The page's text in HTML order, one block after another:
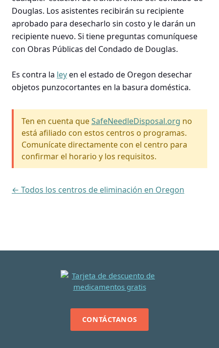
Douglas. Los asistentes recibirán su recipiente
aprobado para desecharlo sin costo y le darán un
recipiente nuevo. Si tiene preguntas comuníquese
con Obras Públicas del Condado de Douglas.
Es contra la leyen el estado de Oregon desechar
objetos punzocortantes en la basura doméstica.
Ten en cuenta queSafeNeedleDisposal.org no
está afiliado con estos centros o programas.
Comunícate directamente con el centro para
confirmar el horario y los requisitos.
← Todos los centros de eliminación en Oregon
CONTÁCTANOS